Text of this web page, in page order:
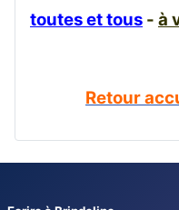
toutes et tous - à
Retour